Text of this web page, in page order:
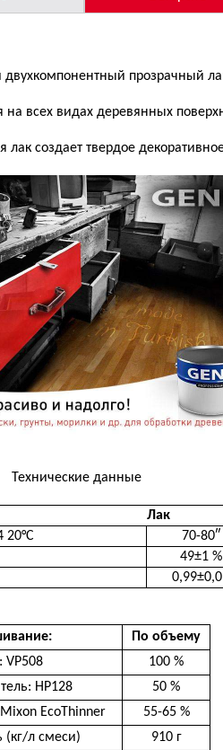
двухкомпонентный прозрачный
на всех видах деревянных
лак создает твердое
Технические данные
Лак
20°C
70-80″
49±1 %
По объему
VP508
100 %
HP128
50 %
EcoThinner
55-65 %
(кг/л смеси)
910 г